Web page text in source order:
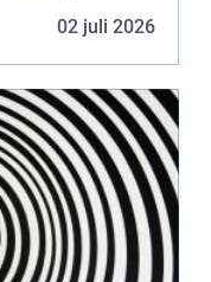
02 juli 2026